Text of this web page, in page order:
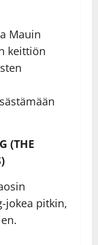
Mauin
keittiön
(THE
jokea pitkin,